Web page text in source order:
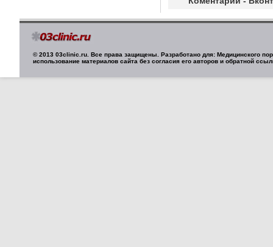
© 2013 03clinic.ru. Все права защищены. Разработано для: Медицинского
использование материалов сайта без согласия его авторов и обратной